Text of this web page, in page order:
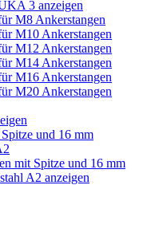
3 anzeigen
M8 Ankerstangen
M10 Ankerstangen
M12 Ankerstangen
M14 Ankerstangen
M16 Ankerstangen
M20 Ankerstangen
und 16 mm
mit Spitze und 16 mm
A2 anzeigen